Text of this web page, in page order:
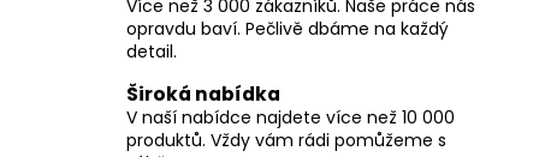
í
p
v
k
y
Více než 3 000 zákazníků. Naše práce nás
opravdu baví. Pečlivě dbáme na každý
detail.
Široká nabídka
V naší nabídce najdete více než 10 000
produktů. Vždy vám rádi pomůžeme s